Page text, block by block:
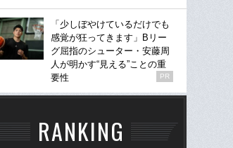
「少しぼやけているだけでも
感覚が狂ってきます」Bリー
グ屈指のシューター・安藤周
人が明かす“見える”ことの重
要性
PR
RANKING